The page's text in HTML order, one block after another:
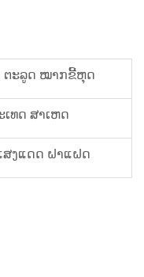
ຕະລູດ ໝາກຂີ້ຫຸດ
ເທດ ສາເຫດ
ສງແດດ ຝາແຝດ